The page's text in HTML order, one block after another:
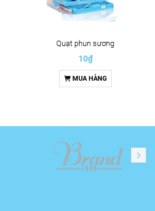
Quạt phun sương
10₫
MUA HÀNG